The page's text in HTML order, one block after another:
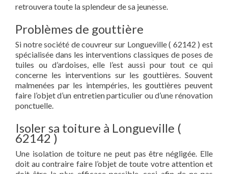
retrouvera toute la splendeur de sa jeunesse.
Problèmes de gouttière
Si notre société de couvreur sur Longueville ( 62142 ) est
spécialisée dans les interventions classiques de poses de
tuiles ou d’ardoises, elle l’est aussi pour tout ce qui
concerne les interventions sur les gouttières. Souvent
malmenées par les intempéries, les gouttières peuvent
faire l’objet d’un entretien particulier ou d’une rénovation
ponctuelle.
Isoler sa toiture à Longueville (
62142 )
Une isolation de toiture ne peut pas être négligée. Elle
doit au contraire faire l’objet de toute votre attention et